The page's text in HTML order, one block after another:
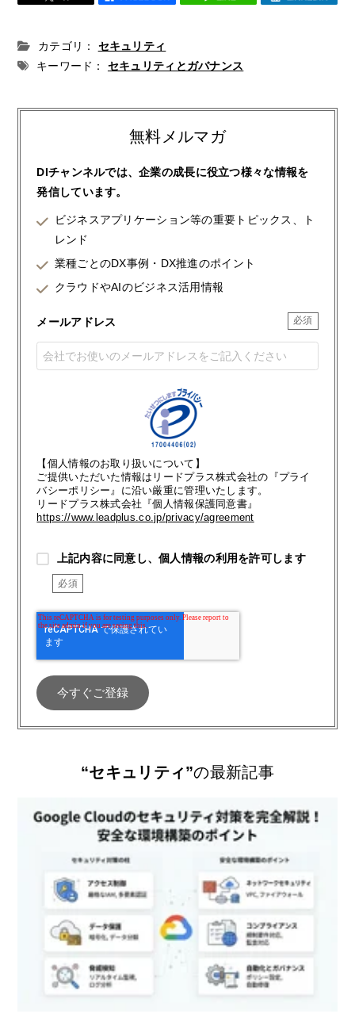
カテゴリ：
セキュリティ
キーワード：
セキュリティとガバナンス
無料メルマガ
DIチャンネルでは、企業の成長に役立つ様々な情報を
発信しています。
ビジネスアプリケーション等の重要トピックス、ト
レンド
業種ごとのDX事例・DX推進のポイント
クラウドやAIのビジネス活用情報
メールアドレス
【個人情報のお取り扱いについて】
ご提供いただいた情報はリードプラス株式会社の『プライ
バシーポリシー』に沿い厳重に管理いたします。
リードプラス株式会社『個人情報保護同意書』
https://www.leadplus.co.jp/privacy/agreement
上記内容に同意し、個人情報の利用を許可します
“セキュリティ”の最新記事